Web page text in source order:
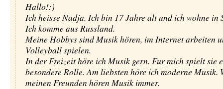
Hallo!:)
Ich heisse Nadja. Ich bin 17 Jahre alt und ich wohne in
Ich komme aus Russland.
Meine Hobbys sind Musik hören, im Internet arbeiten
Volleyball spielen.
In der Freizeit höre ich Musik gern. Fur mich spielt sie
besondere Rolle. Am liebsten höre ich moderne Musik.
meinen Freunden hören Musik immer.